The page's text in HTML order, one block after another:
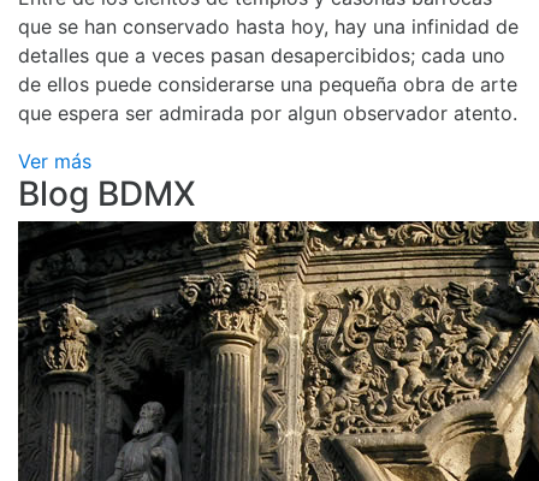
que se han conservado hasta hoy, hay una infinidad de
detalles que a veces pasan desapercibidos; cada uno
de ellos puede considerarse una pequeña obra de arte
que espera ser admirada por algun observador atento.
Ver más
Blog BDMX